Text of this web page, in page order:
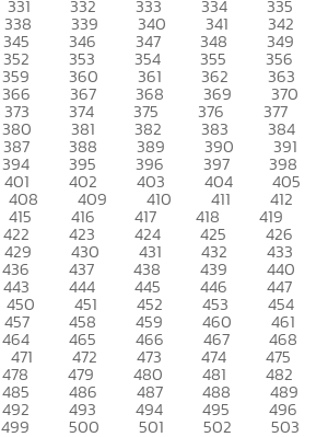
331 332 333 334 335
338 339 340 341 342
345 346 347 348 349
352 353 354 355 356
359 360 361 362 363
366 367 368 369 370
373 374 375 376 377
380 381 382 383 384
387 388 389 390 391
394 395 396 397 398
401 402 403 404 405
408 409 410 411 412
415 416 417 418 419
422 423 424 425 426
429 430 431 432 433
436 437 438 439 440
443 444 445 446 447
450 451 452 453 454
457 458 459 460 461
464 465 466 467 468
471 472 473 474 475
478 479 480 481 482
485 486 487 488 489
492 493 494 495 496
499 500 501 502 503